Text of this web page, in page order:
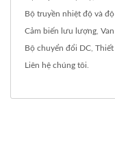
Bộ truyền nhiệt độ và độ
Cảm biến lưu lượng
Bộ chuyển đổi DC Thiết
Liên hệ chúng tôi